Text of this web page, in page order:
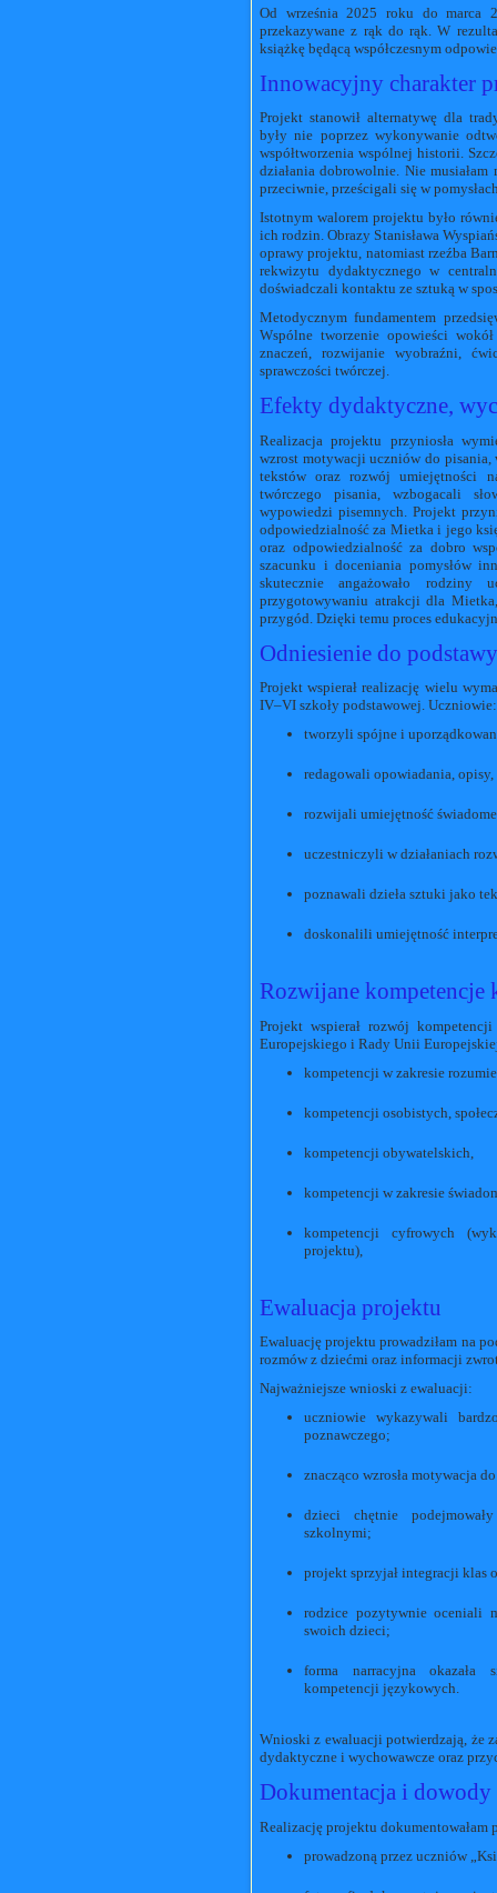
Od września 2025 roku do marca
przekazywane z rąk do rąk. W
książkę będącą współczesnym
Innowacyjny charakter
Projekt stanowił alternatywę dla
były nie poprzez wykonywanie
współtworzenia wspólnej historii.
działania dobrowolnie. Nie
przeciwnie, prześcigali się w
Istotnym walorem projektu było
ich rodzin. Obrazy Stanisława
oprawy projektu, natomiast rzeźba
rekwizytu dydaktycznego w
doświadczali kontaktu ze sztuką w
Metodycznym fundamentem
Wspólne tworzenie opowieści
znaczeń, rozwijanie wyobraźni,
sprawczości twórczej.
Efekty dydaktyczne,
Realizacja projektu przyniosła
wzrost motywacji uczniów do pisania,
tekstów oraz rozwój umiejętności
twórczego pisania, wzbogacali
wypowiedzi pisemnych. Projekt
odpowiedzialność za Mietka i jego
oraz odpowiedzialność za dobro
szacunku i doceniania pomysłów
skutecznie angażowało
przygotowywaniu atrakcji dla
przygód. Dzięki temu proces
Odniesienie do
Projekt wspierał realizację wielu
IV–VI szkoły podstawowej. Uczniowie:
tworzyli spójne i
redagowali opowiadania,
rozwijali umiejętność
uczestniczyli w działaniach
poznawali dzieła sztuki jako
doskonalili umiejętność
Rozwijane kompetencje
Projekt wspierał rozwój
Europejskiego i Rady Unii
kompetencji w zakresie
kompetencji osobistych,
kompetencji obywatelskich,
kompetencji w zakresie
kompetencji cyfrowych
projektu),
Ewaluacja projektu
Ewaluację projektu prowadziłam na
rozmów z dziećmi oraz informacji
Najważniejsze wnioski z ewaluacji:
uczniowie wykazywali
poznawczego;
znacząco wzrosła motywacja
dzieci chętnie
szkolnymi;
projekt sprzyjał integracji klas
rodzice pozytywnie oceniali
swoich dzieci;
forma narracyjna okazała
kompetencji językowych.
Wnioski z ewaluacji potwierdzają, że
dydaktyczne i wychowawcze oraz
Dokumentacja i
Realizację projektu dokumentowałam
prowadzoną przez uczniów